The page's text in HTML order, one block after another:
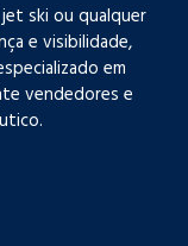
ski ou qualquer
e visibilidade,
em
vendedores e